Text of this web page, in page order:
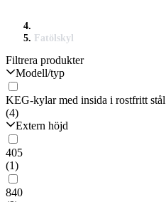
Fatölskyl
Filtrera produkter
Modell/typ
KEG-kylar med insida i rostfritt stål
(4)
Extern höjd
405
(1)
840